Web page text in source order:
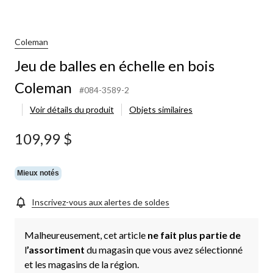
Coleman
Jeu de balles en échelle en bois
Coleman
#084-3589-2
Voir détails du produit
Objets similaires
109,99 $
Mieux notés
Inscrivez-vous aux alertes de soldes
Malheureusement, cet article ne fait plus partie de
l’assortiment du magasin que vous avez sélectionné
et les magasins de la région.